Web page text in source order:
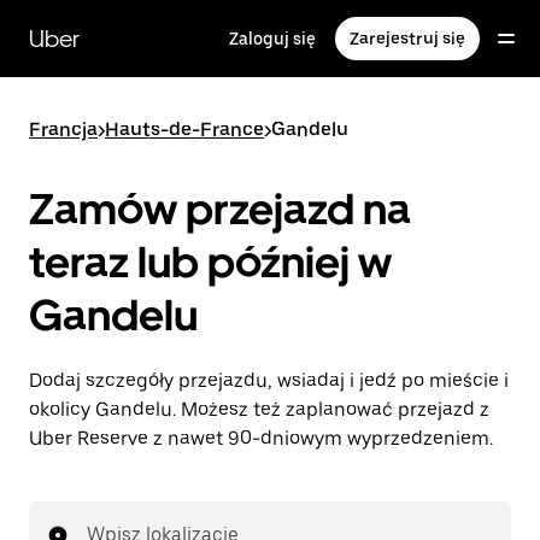
głównej
zawartości
Uber Zaloguj się Zarejestruj się
Francja>Hauts-de-France>Gandelu
Zamów przejazd na
teraz lub później w
Gandelu
Dodaj szczegóły przejazdu, wsiadaj i jedź po mieście i
okolicy Gandelu. Możesz też zaplanować przejazd z
Uber Reserve z nawet 90-dniowym wyprzedzeniem.
Wpisz lokalizację